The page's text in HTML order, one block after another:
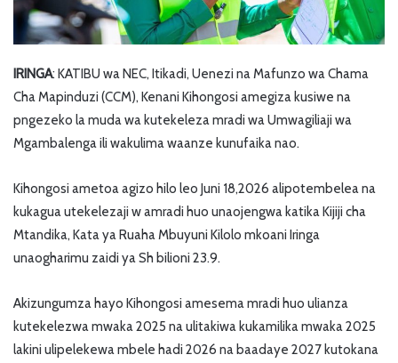
IRINGA: KATIBU wa NEC, Itikadi, Uenezi na Mafunzo wa Chama
Cha Mapinduzi (CCM), Kenani Kihongosi amegiza kusiwe na
pngezeko la muda wa kutekeleza mradi wa Umwagiliaji wa
Mgambalenga ili wakulima waanze kunufaika nao.
Kihongosi ametoa agizo hilo leo Juni 18,2026 alipotembelea na
kukagua utekelezaji w amradi huo unaojengwa katika Kijiji cha
Mtandika, Kata ya Ruaha Mbuyuni Kilolo mkoani Iringa
unaogharimu zaidi ya Sh bilioni 23.9.
Akizungumza hayo Kihongosi amesema mradi huo ulianza
kutekelezwa mwaka 2025 na ulitakiwa kukamilika mwaka 2025
lakini ulipelekewa mbele hadi 2026 na baadaye 2027 kutokana